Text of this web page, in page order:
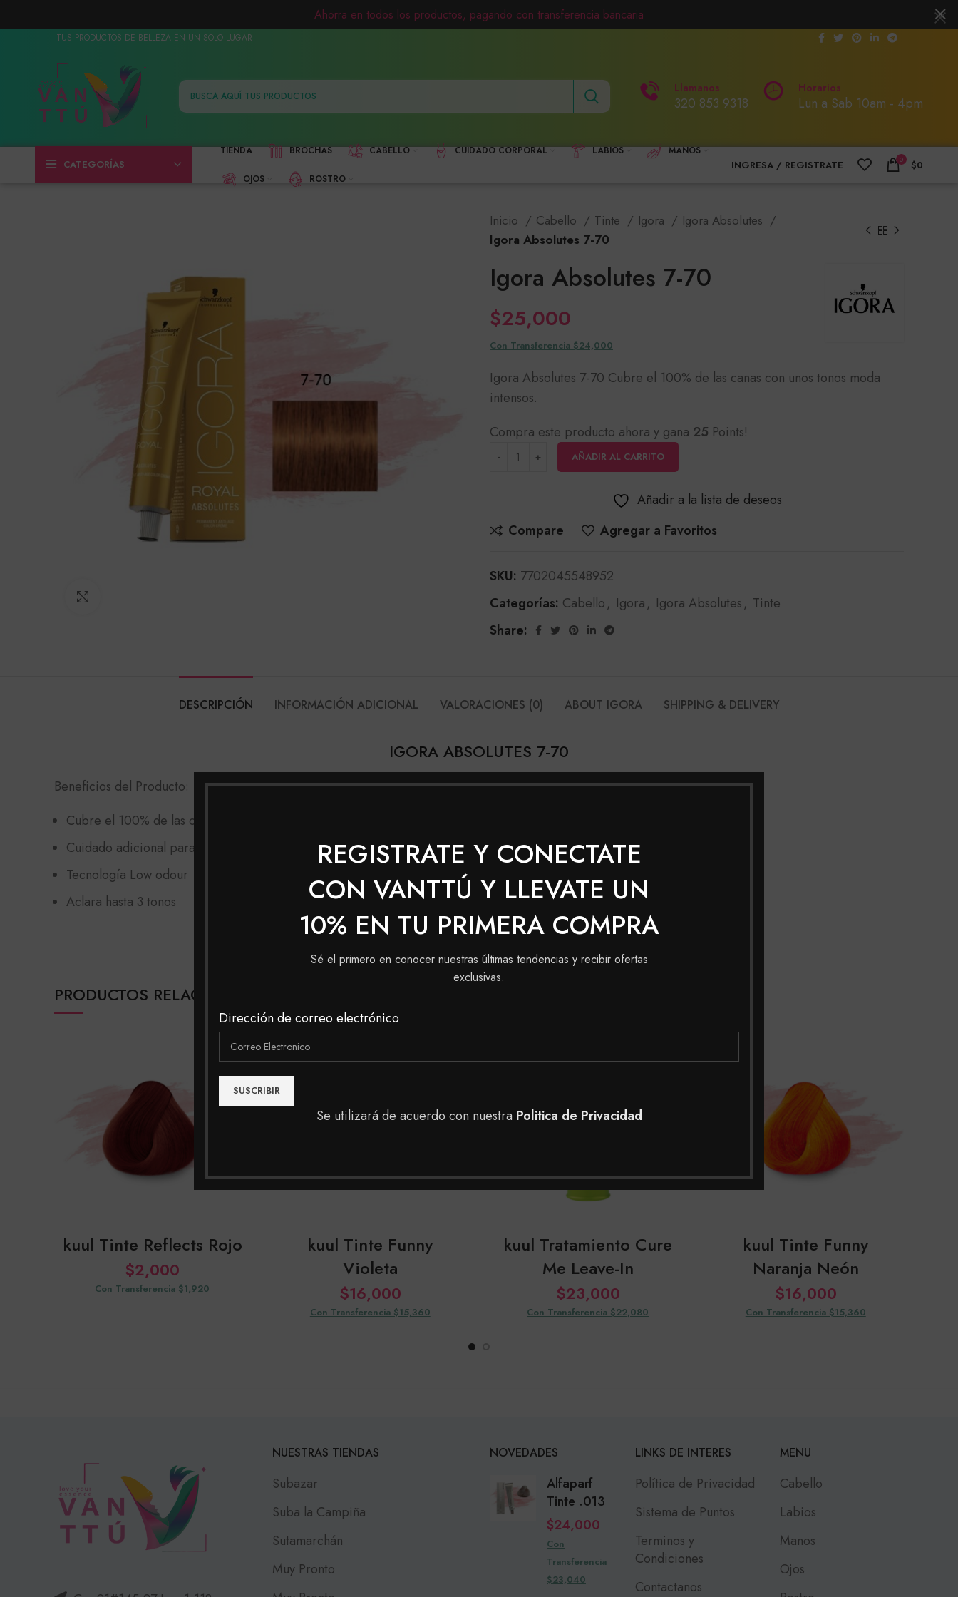
REGISTRATE Y CONECTATE
CON VANTTÚ Y LLEVATE UN
10% EN TU PRIMERA COMPRA
Sé el primero en conocer nuestras últimas tendencias y recibir ofertas
exclusivas.
Dirección de correo electrónico
Se utilizará de acuerdo con nuestra Politica de Privacidad
TUS PRODUCTOS DE BELLEZA EN UN SOLO LUGAR
Llamanos
320 853 9318
Horarios
Lun a Sab 10am - 4pm
CATEGORÍAS
TIENDA BROCHAS CABELLO CUIDADO CORPORAL LABIOS MANOS
OJOS ROSTRO
INGRESA / REGISTRATE 0 $0
Inicio Cabello Tinte Igora
Igora Absolutes
Igora Absolutes 7-70
Igora Absolutes 7-70
$25,000
Con Transferencia $24,000
Igora Absolutes 7-70 Cubre el 100% de las canas con unos tonos moda
intensos.
Compra este producto ahora y gana 25 Points!
AÑADIR AL CARRITO
Añadir a la lista de deseos
Compare
Agregar a Favoritos
SKU: 7702045548952
Categorías: Cabello, Igora, Igora Absolutes, Tinte
Share:
DESCRIPCIÓN INFORMACIÓN ADICIONAL VALORACIONES (0) ABOUT IGORA SHIPPING & DELIVERY
IGORA ABSOLUTES 7-70
Beneficios del Producto:
Cubre el 100% de las canas con unos tonos moda intensos
Cuidado adicional para cabello maduro: Complejo Pro-Age con Siliamina y Colágeno
Tecnología Low odour
Aclara hasta 3 tonos
PRODUCTOS RELACIONADOS
kuul Tinte Reflects Rojo
$2,000
Con Transferencia $1,920
kuul Tinte Funny
Violeta
$16,000
Con Transferencia $15,360
kuul Tratamiento Cure
Me Leave-In
$23,000
Con Transferencia $22,080
kuul Tinte Funny
Naranja Neón
$16,000
Con Transferencia $15,360
NUESTRAS TIENDAS
Subazar
Suba la Campiña
Sutamarchán
Muy Pronto
NOVEDADES
Alfaparf
Tinte .013
$24,000
Con
Transferencia
$23,040
LINKS DE INTERES
Política de Privacidad
Sistema de Puntos
Terminos y
Condiciones
Contactanos
MENU
Cabello
Labios
Manos
Ojos
Ahorra en todos los productos, pagando con transferencia bancaria